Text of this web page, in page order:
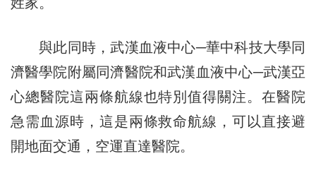
與此同時，武漢血液中心─華中科技大學同
濟醫學院附屬同濟醫院和武漢血液中心─武漢亞
心總醫院這兩條航線也特別值得關注。在醫院
急需血源時，這是兩條救命航線，可以直接避
開地面交通，空運直達醫院。